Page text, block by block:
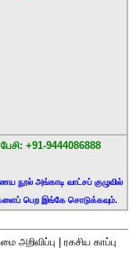
பேசி: +91-9444086888
நூல் அங்காடி வாட்சப் குழுவில்
பெற இங்கே சொடுக்கவும்.
அறிவிப்பு ரகசிய காப்பு